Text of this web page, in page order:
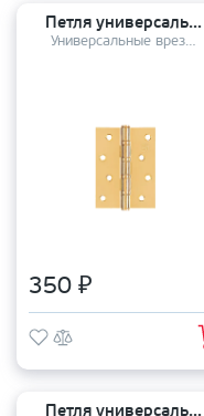
Петля универсальная FANTOM (100*75*2.5) Hinge 100-4BB FH 22K
Универсальные врезные петли
350 ₽
Петля универсальная MORELLI MS 100*70*2,5 4BB AB